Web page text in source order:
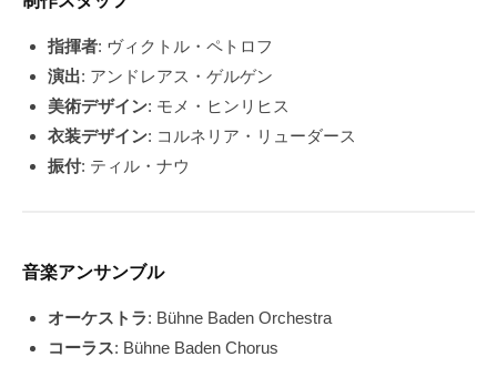
指揮者: ヴィクトル・ペトロフ
演出: アンドレアス・ゲルゲン
美術デザイン: モメ・ヒンリヒス
衣装デザイン: コルネリア・リューダース
振付: ティル・ナウ
音楽アンサンブル
オーケストラ: Bühne Baden Orchestra
コーラス: Bühne Baden Chorus